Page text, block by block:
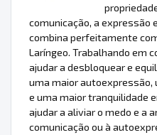
comunicação, a expressão
combina perfeitamente
Laríngeo. Trabalhando em
ajudar a desbloquear e
uma maior autoexpressão,
e uma maior tranquilidade
ajudar a aliviar o medo e a
comunicação ou à